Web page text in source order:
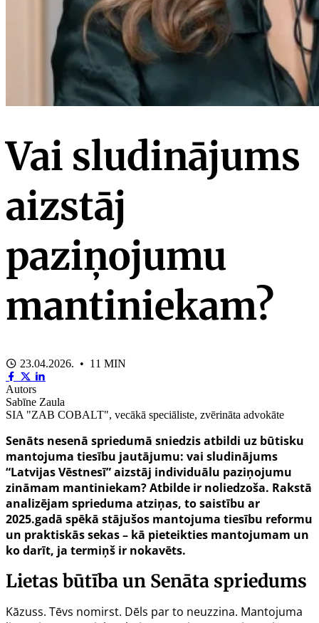
Vai sludinājums
aizstāj
paziņojumu
mantiniekam?
23.04.2026. • 11 MIN
Autors
Sabīne Zaula
SIA "ZAB COBALT", vecākā speciāliste, zvērināta advokāte
Senāts nesenā spriedumā sniedzis atbildi uz būtisku
mantojuma tiesību jautājumu: vai sludinājums
“Latvijas Vēstnesī” aizstāj individuālu paziņojumu
zināmam mantiniekam? Atbilde ir noliedzoša. Rakstā
analizējam sprieduma atziņas, to saistību ar
2025.gadā spēkā stājušos mantojuma tiesību reformu
un praktiskās sekas – kā pieteikties mantojumam un
ko darīt, ja termiņš ir nokavēts.
Lietas būtība un Senāta spriedums
Kāzuss. Tēvs nomirst. Dēls par to neuzzina. Mantojuma